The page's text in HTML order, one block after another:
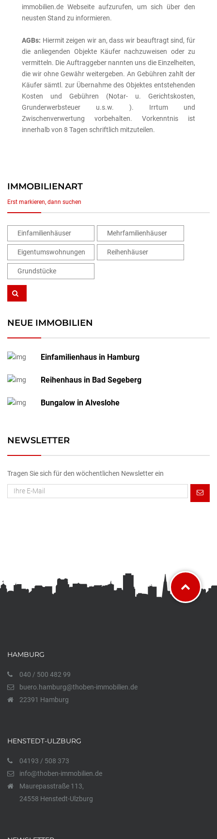
immobilien.de Webseite aufzurufen, um sich über den
neusten Stand zu informieren.
AGBs: Hiermit zeigen wir an, dass wir beauftragt sind, für
die anliegenden Objekte Käufer nachzuweisen oder zu
vermitteln. Die Auftraggeber nannten uns die Einzelheiten,
die wir ohne Gewähr weitergeben. An Gebühren zahlt der
Käufer sämtl. zur Übernahme des Objektes entstehenden
Kosten und Gebühren (Notar- u. Gerichtskosten,
Grunderwerbsteuer u.s.w. ). Irrtum und
Zwischenverwertung vorbehalten. Vorkenntnis ist
innerhalb von 8 Tagen schriftlich mitzuteilen.
IMMOBILIENART
Erst markieren, dann suchen
Einfamilienhäuser Mehrfamilienhäuser
Eigentumswohnungen Reihenhäuser
Grundstücke
NEUE IMMOBILIEN
Einfamilienhaus in Hamburg
Reihenhaus in Bad Segeberg
Bungalow in Alveslohe
NEWSLETTER
Tragen Sie sich für den wöchentlichen Newsletter ein
HAMBURG
040 / 500 482 99
buero.hamburg@thoben-immobilien.de
22391 Hamburg
HENSTEDT-ULZBURG
04193 / 508 373
info@thoben-immobilien.de
Maurepasstraße 113,
24558 Henstedt-Ulzburg